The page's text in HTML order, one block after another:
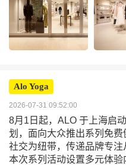
Alo Yoga
2026-07-31 09:52:00
8月1日起，ALO 于上海启
划，面向大众推出系列免
社交为纽带，传递品牌专注
本次系列活动设置多元体